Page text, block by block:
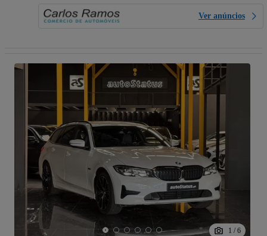
Ver anúncios
1 / 6